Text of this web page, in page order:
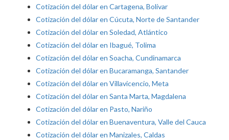
Cotización del dólar en Cartagena, Bolívar
Cotización del dólar en Cúcuta, Norte de Santander
Cotización del dólar en Soledad, Atlántico
Cotización del dólar en Ibagué, Tolima
Cotización del dólar en Soacha, Cundinamarca
Cotización del dólar en Bucaramanga, Santander
Cotización del dólar en Villavicencio, Meta
Cotización del dólar en Santa Marta, Magdalena
Cotización del dólar en Pasto, Nariño
Cotización del dólar en Buenaventura, Valle del Cauca
Cotización del dólar en Manizales, Caldas